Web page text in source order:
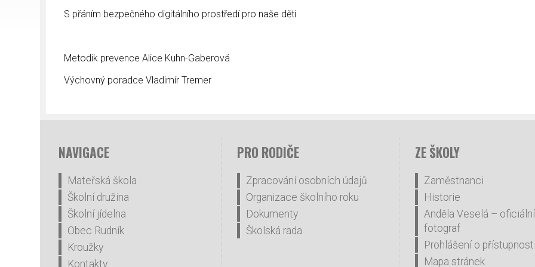
S přáním bezpečného digitálního prostředí pro naše děti
Metodik prevence Alice Kuhn-Gaberová
Výchovný poradce Vladimír Tremer
NAVIGACE
Mateřská škola
Školní družina
Školní jídelna
Obec Rudník
Kroužky
Kontakty
PRO RODIČE
Zpracování osobních údajů
Organizace školního roku
Dokumenty
Školská rada
ZE ŠKOLY
Zaměstnanci
Historie
Anděla Veselá – oficiální
fotograf
Prohlášení o
Mapa stránek